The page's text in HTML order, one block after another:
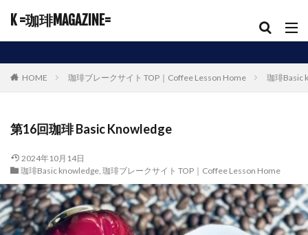
K =珈琲MAGAZINE=
HOME 珈琲ブレークサイト TOP｜Coffee Lesson Home 珈琲Basic
第16回珈琲 Basic Knowledge
2024年10月14日
珈琲Basic knowledge, 珈琲ブレークサイト TOP｜Coffee Lesson Home